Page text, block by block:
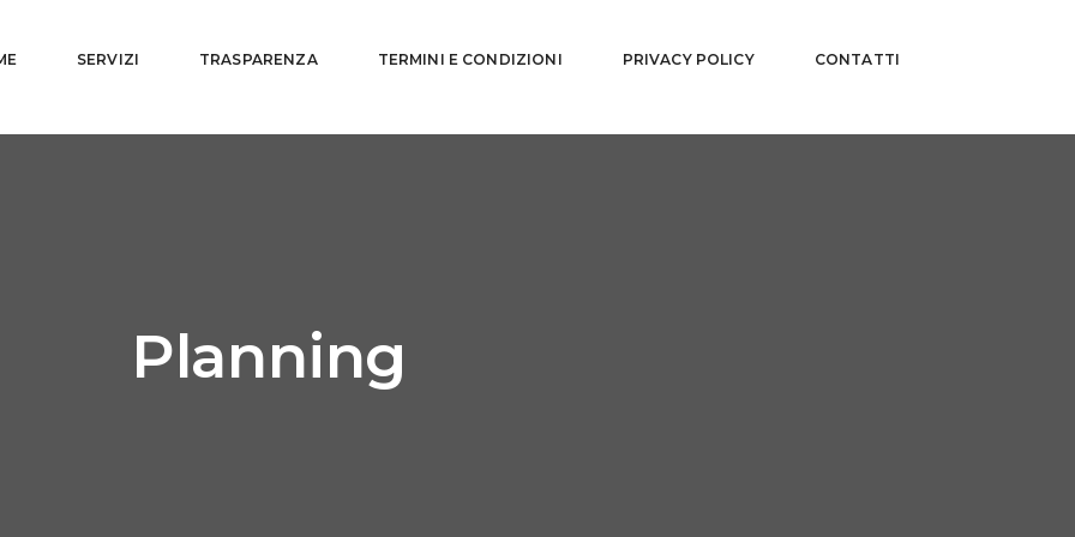
SERVIZI TRASPARENZA TERMINI E CONDIZIONI PRIVACY POLICY CONTATTI
Planning